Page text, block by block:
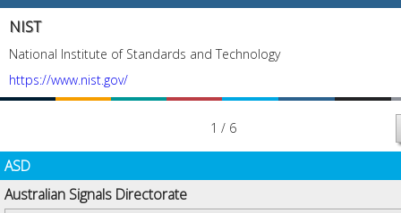
NIST
National Institute of Standards and Technology
https://www.nist.gov/
1 / 6
ASD
Australian Signals Directorate